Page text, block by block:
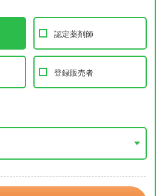
認定薬剤師
登録販売者